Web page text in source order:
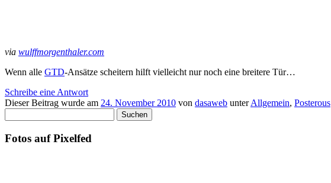
via wulffmorgenthaler.com
Wenn alle GTD-Ansätze scheitern hilft vielleicht nur noch eine breitere Tür…
Schreibe eine Antwort
Dieser Beitrag wurde am 24. November 2010 von dasaweb unterAllgemein, Posterous
nach:
Fotos auf Pixelfed